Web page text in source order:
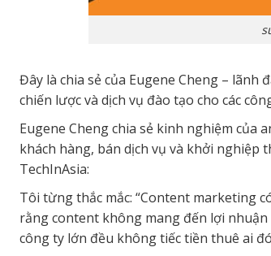
Đây là chia sẻ của Eugene Cheng –
chiến lược và dịch vụ đào tạo cho các
Eugene Cheng chia sẻ kinh nghiệm của
khách hàng, bán dịch vụ và khởi
TechInAsia:
Tôi từng thắc mắc: “Content marketing
rằng content không mang đến lợi
công ty lớn đều không tiếc tiền thuê ai